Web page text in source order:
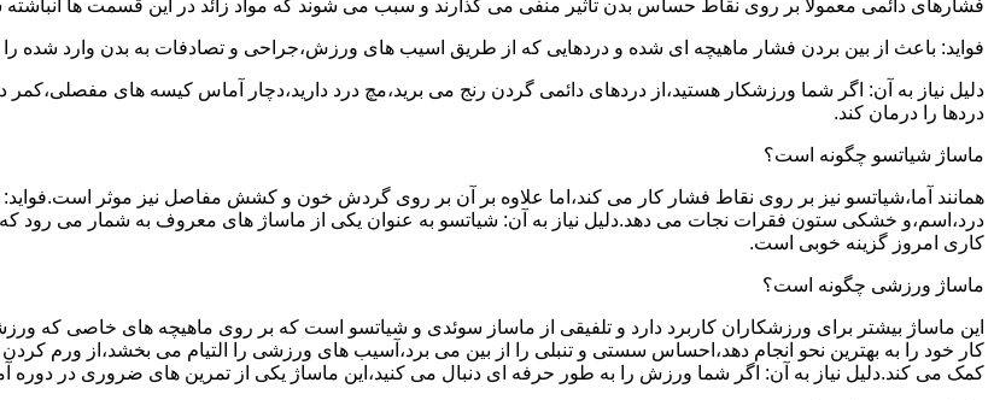
فشارهای دائمی معمولا بر روی نقاط حساس بدن تاثیر منفی می گذارند و سبب می شوند که مواد زائد در این قسمت ها
فواید: باعث از بین بردن فشار ماهیچه ای شده و دردهایی که از طریق اسیب های ورزش،جراحی و تصادفات به بدن وارد شده را
دلیل نیاز به آن: اگر شما ورزشکار هستید،از دردهای دائمی گردن رنج می برید،مچ درد دارید،دچار آماس کیسه های
دردها را درمان کند.
ماساژ شیاتسو چگونه است؟
همانند آما،شیاتسو نیز بر روی نقاط فشار کار می کند،اما علاوه بر آن بر روی گردش خون و کشش مفاصل نیز موثر
درد،اسم،و خشکی ستون فقرات نجات می دهد.دلیل نیاز به آن: شیاتسو به عنوان یکی از ماساژ های معروف به شمار می رود که
کاری امروز گزینه خوبی است.
ماساژ ورزشی چگونه است؟
این ماساژ بیشتر برای ورزشکاران کاربرد دارد و تلفیقی از ماساز سوئدی و شیاتسو است که بر روی ماهیچه های خاصی که
کار خود را به بهترین نحو انجام دهد،احساس سستی و تنبلی را از بین می برد،آسیب های ورزشی را التیام می بخشد،از ورم
کمک می کند.دلیل نیاز به آن: اگر شما ورزش را به طور حرفه ای دنبال می کنید،این ماساژ یکی از تمرین های ضروری در